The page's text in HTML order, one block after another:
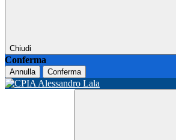
Chiudi
Conferma
Annulla Conferma